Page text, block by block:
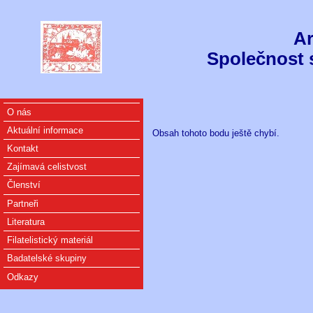
Společnost
Obsah tohoto bodu ještě chybí.
O nás
Aktuální informace
Kontakt
Zajímavá celistvost
Členství
Partneři
Literatura
Filatelistický materiál
Badatelské skupiny
Odkazy